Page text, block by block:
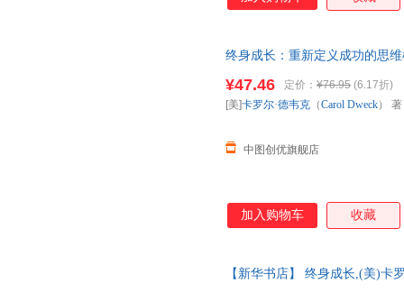
终身成长：重新定义成功的思
¥47.46 定价： ¥76.95 (6.17折)
中图创优旗舰店
[美]卡罗尔·德韦克 （Carol Dweck）
加入购物车 收藏
【新华书店】 终身成长,(美)卡